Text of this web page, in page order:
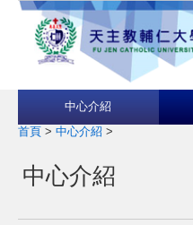
中心介紹
首頁 > 中心介紹 >
中心介紹